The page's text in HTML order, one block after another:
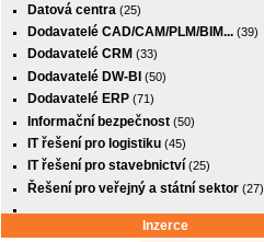
Datová centra (25)
Dodavatelé CAD/CAM/PLM/BIM... (39)
Dodavatelé CRM (33)
Dodavatelé DW-BI (50)
Dodavatelé ERP (71)
Informační bezpečnost (50)
IT řešení pro logistiku (45)
IT řešení pro stavebnictví (25)
Řešení pro veřejný a státní sektor (27)
Inzerce